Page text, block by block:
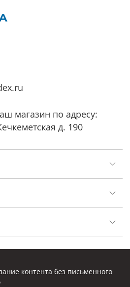
магазин по адресу:
д. 190
контента без письменного